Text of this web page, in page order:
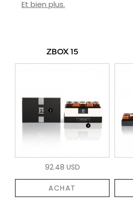
Et bien plus.
ZBOX 15
92.48 USD
ACHAT